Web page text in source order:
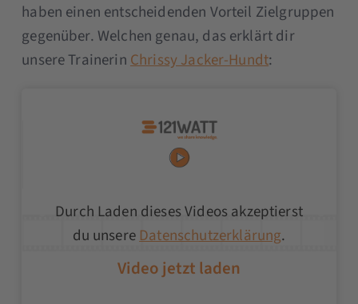
haben einen entscheidenden Vorteil Zielgruppen
gegenüber. Welchen genau, das erklärt dir
unsere TrainerinChrissy Jacker-Hundt:
Durch Laden dieses Videos akzeptierst
du unsereDatenschutzerklärung.